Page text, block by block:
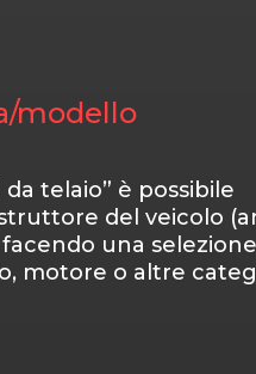
modello
da telaio” è possibile
del veicolo
facendo una selezione
motore o altre